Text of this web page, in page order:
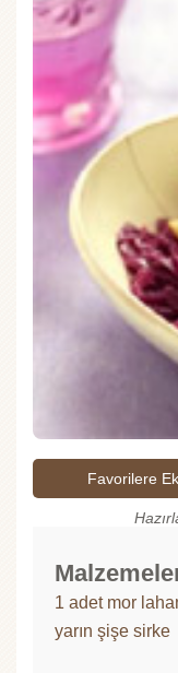
Favorilere
1 adet mor
yarın şişe sirke